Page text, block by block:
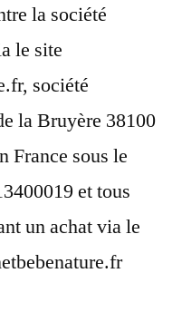
la société
le site
société
la Bruyère 38100
France sous le
et tous
un achat via le